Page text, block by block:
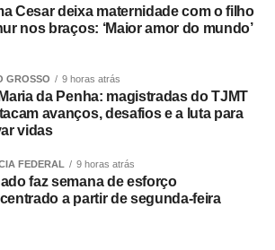
Jogos Olímpicos conta com
e individuais, como basquetebol,
handebol, voleibol, ciclismo, mountain
tênis de mesa, xadrez, basquete
futevôlei e vôlei de praia. Já os 3º
de Sinop contarão com disputas de
tênis de mesa, xadrez, vôlei de praia e
masculina e feminina.
de Cultura, Esporte e Turismo,
Cesar deixa maternidade com o filho
nos braços: ‘Maior amor do mundo’
GROSSO 9 horas atrás
da Penha: magistradas do TJMT
avanços, desafios e a luta para
vidas
FEDERAL 9 horas atrás
faz semana de esforço
a partir de segunda-feira